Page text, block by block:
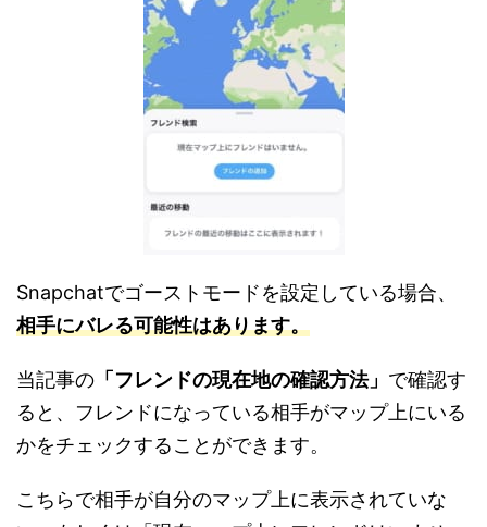
Snapchatでゴーストモードを設定している場合、
相手にバレる可能性はあります。
当記事の 「フレンドの現在地の確認方法」 で確認す
ると、フレンドになっている相手がマップ上にいる
かをチェックすることができます。
こちらで相手が自分のマップ上に表示されていな